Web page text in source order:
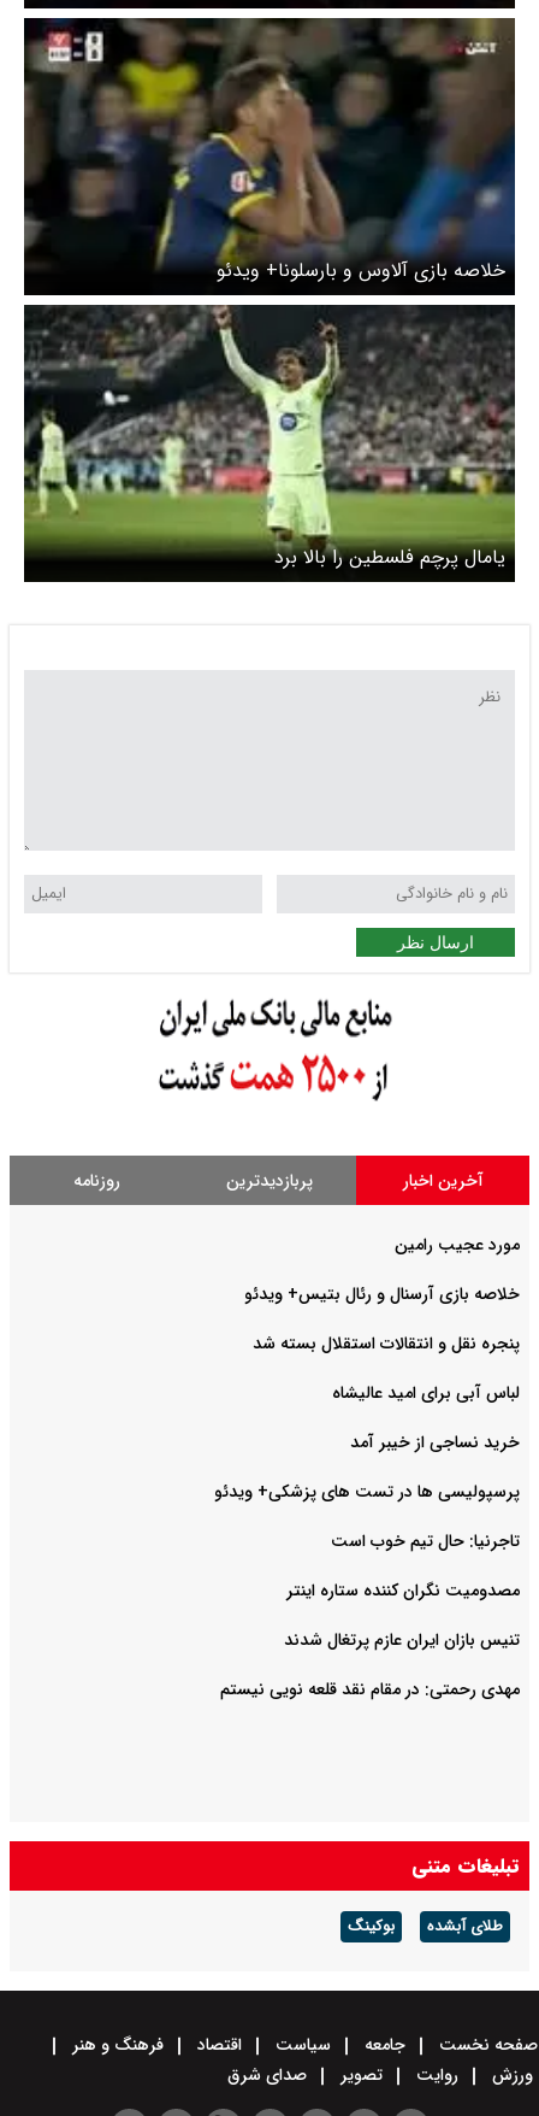
خلاصه بازی آلاوس و بارسلونا+ ویدئو
یامال پرچم فلسطین را بالا برد
ارسال نظر
آخرین اخبار پربازدیدترین روزنامه
مورد عجیب رامین
خلاصه بازی آرسنال و رئال بتیس+ ویدئو
پنجره نقل و انتقالات استقلال بسته شد
لباس آبی برای امید عالیشاه
خرید نساجی از خیبر آمد
پرسپولیسی ها در تست های پزشکی+ ویدئو
تاجرنیا: حال تیم خوب است
مصدومیت نگران کننده ستاره اینتر
تنیس بازان ایران عازم پرتغال شدند
مهدی رحمتی: در مقام نقد قلعه نویی نیستم
تبلیغات متنی
طلای آبشده بوکینگ
صفحه نخست جامعه سیاست اقتصاد
فرهنگ و هنر
ورزش
روایت تصویر صدای شرق